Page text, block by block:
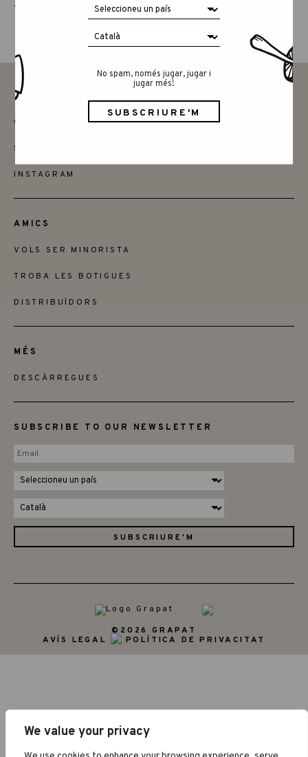
We value your privacy
THE ANIMAL CREW
No spam, només jugar, jugar i
jugar més!
CONTACTAR
SAY HELLO
INSTAGRAM
AMICS
VOLS SER MINORISTA
TROBA LES BOTIGUES
DISTRIBUÏDORS
MÉS
DESCÀRREGUES
SUBSCRIBE TO OUR NEWSLETTER
©2026 GRAPAT
AVÍS LEGAL
POLÍTICA DE PRIVACITAT